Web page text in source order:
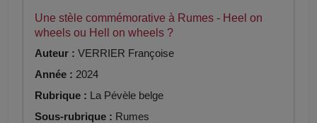
Une stèle commémorative à Rumes - Heel on
wheels ou Hell on wheels ?
Auteur : VERRIER Françoise
Année : 2024
Rubrique : La Pévèle belge
Sous-rubrique : Rumes